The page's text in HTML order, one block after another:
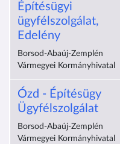
Építésügyi
ügyfélszolgálat,
Edelény
Borsod-Abaúj-Zemplén
Vármegyei Kormányhivatal
Ózd - Építésügy
Ügyfélszolgálat
Borsod-Abaúj-Zemplén
Vármegyei Kormányhivatal